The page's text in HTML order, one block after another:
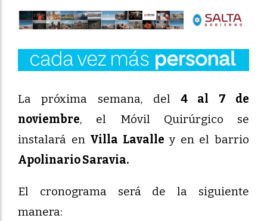
La próxima semana, del 4 al 7 de
noviembre, el Móvil Quirúrgico se
instalará en Villa Lavalle y en el barrio
Apolinario Saravia.
El cronograma será de la siguiente
manera: